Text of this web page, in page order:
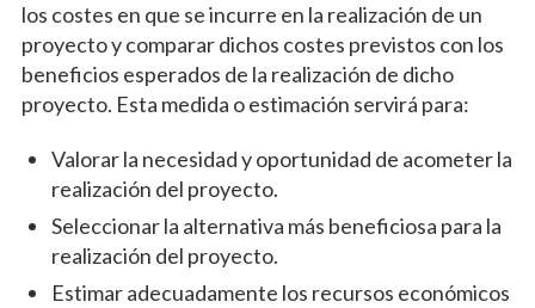
los costes en que se incurre en la realización de un
proyecto y comparar dichos costes previstos con los
beneficios esperados de la realización de dicho
proyecto. Esta medida o estimación servirá para:
Valorar la necesidad y oportunidad de acometer la
realización del proyecto.
Seleccionar la alternativa más beneficiosa para la
realización del proyecto.
Estimar adecuadamente los recursos económicos